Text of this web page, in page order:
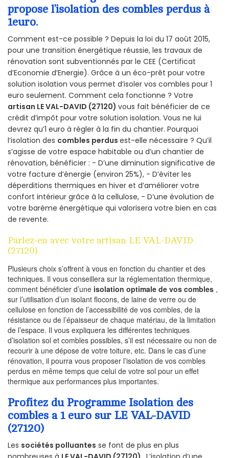
propose l’isolation des combles perdus à
1euro.
Comment est-ce possible ? Depuis la loi du 17 août 2015,
pour une transition énergétique réussie, les travaux de
rénovation sont subventionnés par le CEE (Certificat
d’Economie d’Energie). Grâce à un éco-prêt pour votre
solution isolation vous permet d’isoler vos combles pour 1
euro seulement. Comment cela fonctionne ? Votre
artisan LE VAL-DAVID (27120) vous fait bénéficier de ce
crédit d’impôt pour votre solution isolation. Vous ne lui
devrez qu’1 euro à régler à la fin du chantier. Pourquoi
l’isolation des combles perdus est-elle nécessaire ? Qu’il
s’agisse de votre espace habitable ou d’un chantier de
rénovation, bénéficier : - D’une diminution significative de
votre facture d’énergie (environ 25%), - D’éviter les
déperditions thermiques en hiver et d’améliorer votre
confort intérieur grâce à la cellulose, - D’une évolution de
votre barème énergétique qui valorisera votre bien en cas
de revente.
Parlez-en avec votre artisan LE VAL-DAVID
(27120)
Plusieurs choix s’offrent à vous en fonction du chantier et des
techniques. Il vous conseillera sur la réglementation thermique,
comment bénéficier d’une isolation optimale de vos combles ,
sur l’utilisation d’un isolant flocons, de laine de verre ou de
cellulose en fonction de l’accessibilité de vos combles, de la
résistance ou de l’épaisseur de chaque matériau, de la limitation
de l’espace. Il vous expliquera les différentes techniques
d’isolation sol et combles possibles, s’il est nécessaire ou non de
recourir à une dépose de votre toiture, etc. Dans le cas d’une
rénovation, il pourra vous proposer l’isolation de vos combles
perdus en même temps que celui de votre sol pour un effet
thermique aux performances plus importantes.
Profitez du Programme Isolation des
combles a 1 euro sur LE VAL-DAVID
(27120)
Les sociétés polluantes se font de plus en plus